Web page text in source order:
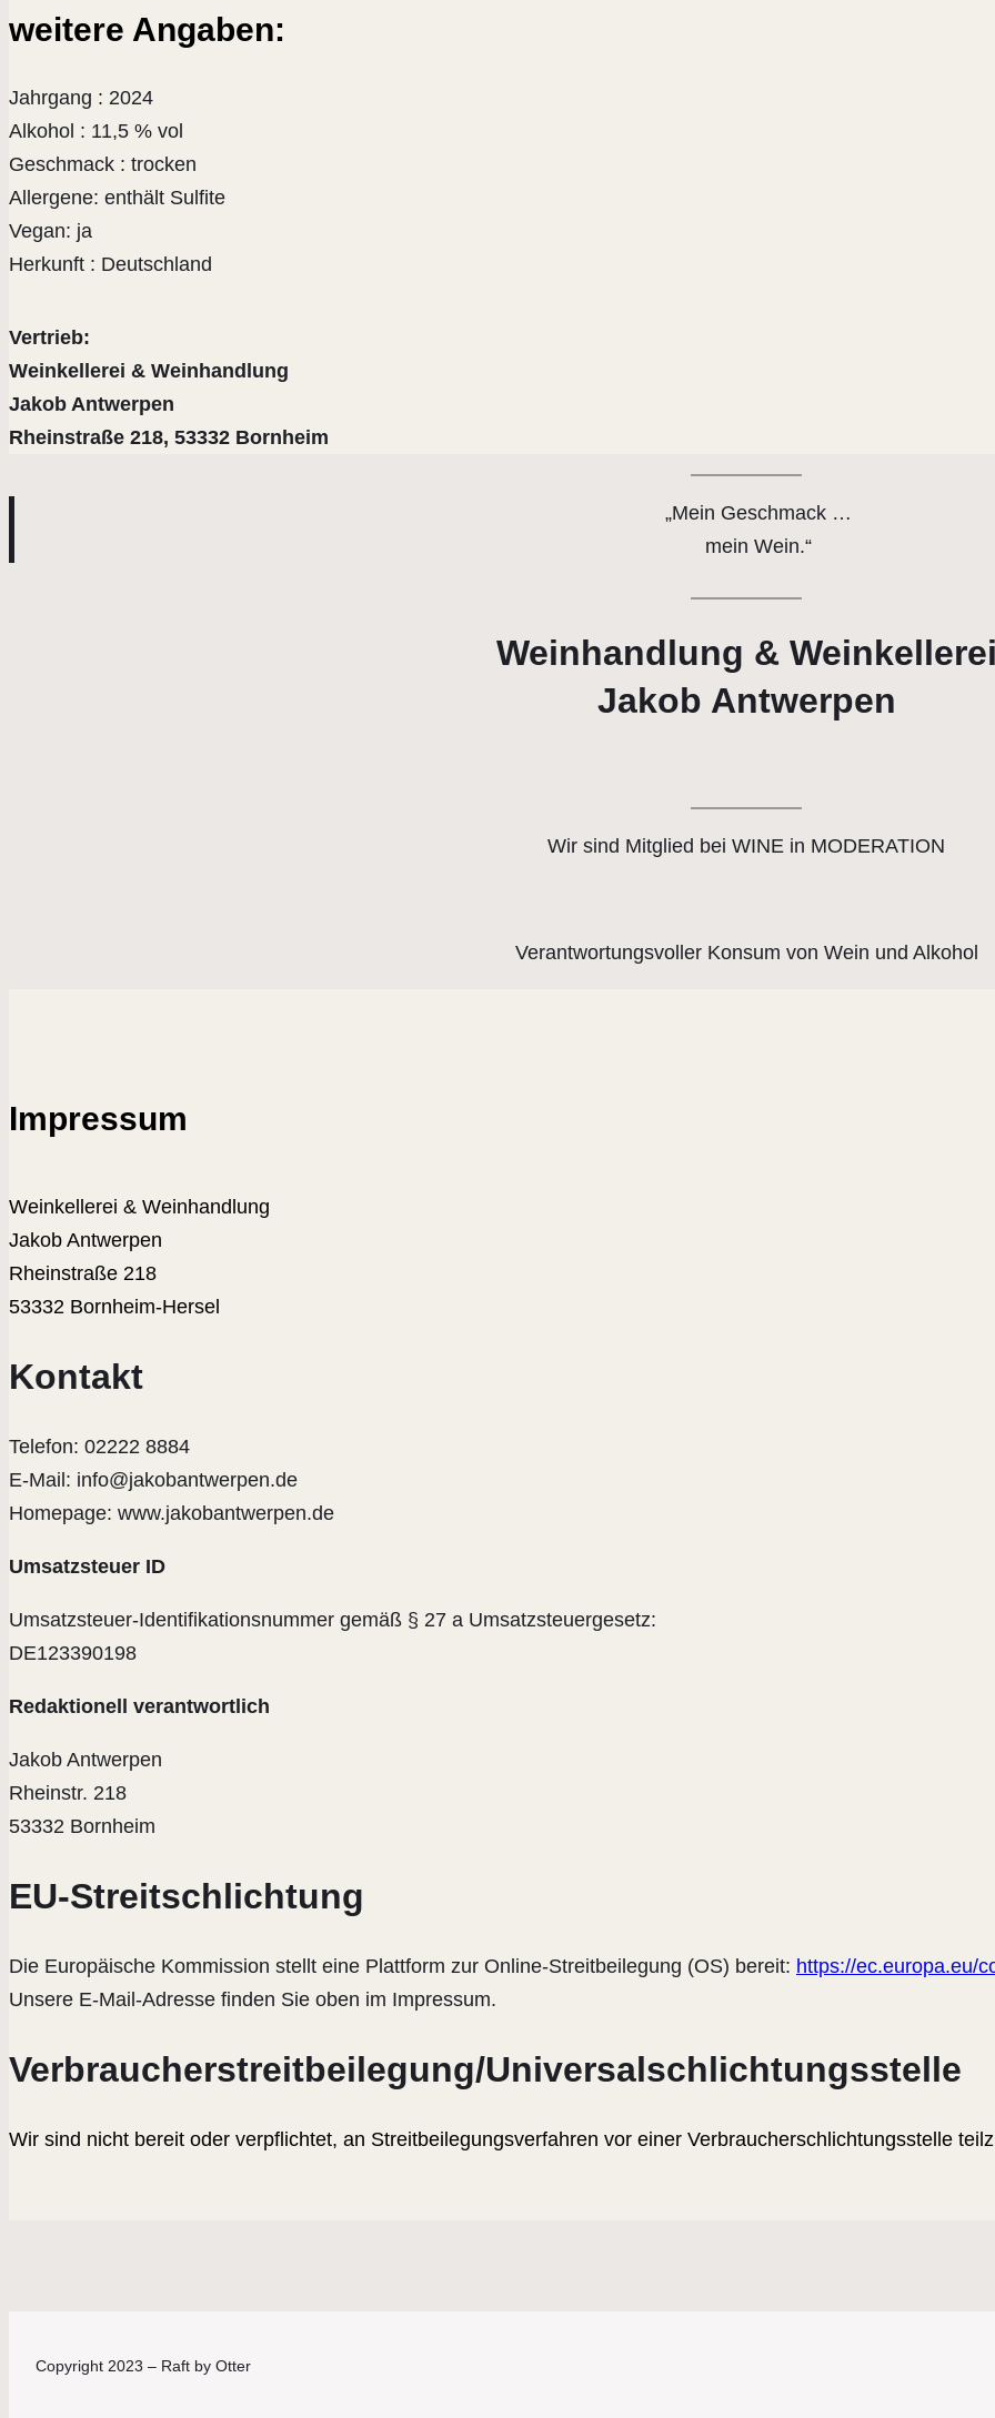
weitere Angaben:
Jahrgang : 2024
Alkohol : 11,5 % vol
Geschmack : trocken
Allergene: enthält Sulfite
Vegan: ja
Herkunft : Deutschland
Vertrieb:
Weinkellerei & Weinhandlung
Jakob Antwerpen
Rheinstraße 218, 53332 Bornheim
„Mein Geschmack …
mein Wein.“
Weinhandlung &
Jakob Antwerpen
Wir sind Mitglied bei WINE in MODERATION
Verantwortungsvoller Konsum von Wein und Alkohol
Impressum
Weinkellerei & Weinhandlung
Jakob Antwerpen
Rheinstraße 218
53332 Bornheim-Hersel
Kontakt
Telefon: 02222 8884
E-Mail: info@jakobantwerpen.de
Homepage: www.jakobantwerpen.de
Umsatzsteuer ID
Umsatzsteuer-Identifikationsnummer gemäß § 27 a Umsatzsteuergesetz:
DE123390198
Redaktionell verantwortlich
Jakob Antwerpen
Rheinstr. 218
53332 Bornheim
EU-Streitschlichtung
Die Europäische Kommission stellt eine Plattform zur Online-Streitbeilegung (OS) bereit: https://ec.europa.eu/
Unsere E-Mail-Adresse finden Sie oben im Impressum.
Verbraucher­streit­beilegung/Universal­schlichtungs­stelle
Wir sind nicht bereit oder verpflichtet, an Streitbeilegungsverfahren vor einer Verbraucherschlichtungsstelle
Copyright 2023 – Raft by Otter